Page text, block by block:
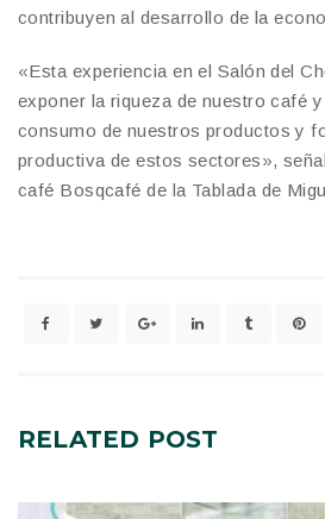
contribuyen al desarrollo de la
«Esta experiencia en el Salón del
exponer la riqueza de nuestro café
consumo de nuestros productos y
productiva de estos sectores»,
café Bosqcafé de la Tablada de
RELATED POST